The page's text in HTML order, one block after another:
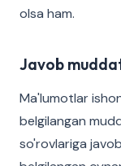
olsa ham.
Javob
Ma'lumotlar
belgilangan
so'rovlariga